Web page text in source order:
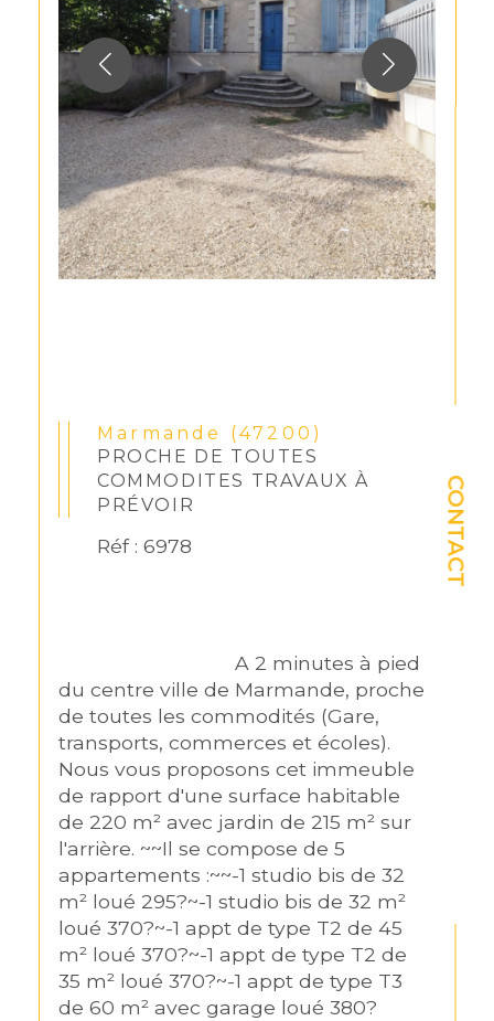
CONTACT
Marmande (47200)
PROCHE DE TOUTES
COMMODITES TRAVAUX À
PRÉVOIR
Réf : 6978
du centre ville de Marmande, proche
de toutes les commodités (Gare,
transports, commerces et écoles).
Nous vous proposons cet immeuble
de rapport d'une surface habitable
de 220 m² avec jardin de 215 m² sur
l'arrière. ~~Il se compose de 5
appartements :~~-1 studio bis de 32
m² loué 295?~-1 studio bis de 32 m²
loué 370?~-1 appt de type T2 de 45
m² loué 370?~-1 appt de type T2 de
35 m² loué 370?~-1 appt de type T3
de 60 m² avec garage loué 380?